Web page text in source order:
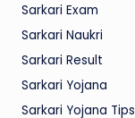
Sarkari Exam
Sarkari Naukri
Sarkari Result
Sarkari Yojana
Sarkari Yojana Tips